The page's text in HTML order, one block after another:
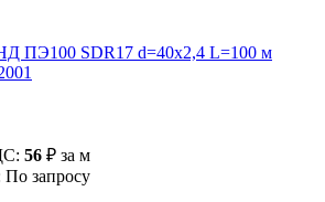
56 ₽ за м
запросу